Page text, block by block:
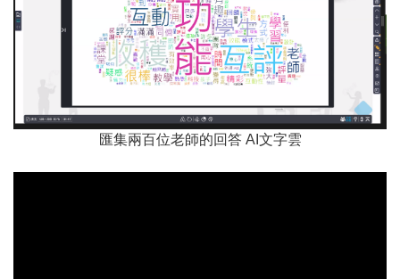
匯集兩百位老師的回答 AI文字雲